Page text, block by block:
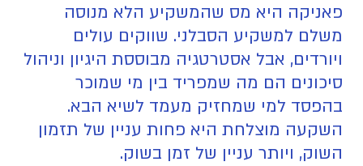
פאניקה היא מס שהמשקיע הלא מנוסה
משלם למשקיע הסבלני. שווקים עולים
ויורדים, אבל אסטרטגיה מבוססת היגיון וניהול
סיכונים הם מה שמפריד בין מי שמוכר
בהפסד למי שמחזיק מעמד לשיא הבא.
השקעה מוצלחת היא פחות עניין של תזמון
השוק, ויותר עניין של זמן בשוק.